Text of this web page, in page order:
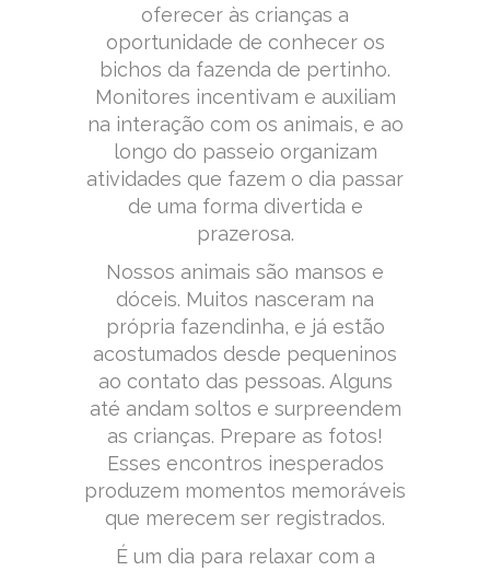
oferecer às crianças a
oportunidade de conhecer os
bichos da fazenda de pertinho.
Monitores incentivam e auxiliam
na interação com os animais, e ao
longo do passeio organizam
atividades que fazem o dia passar
de uma forma divertida e
prazerosa.
Nossos animais são mansos e
dóceis. Muitos nasceram na
própria fazendinha, e já estão
acostumados desde pequeninos
ao contato das pessoas. Alguns
até andam soltos e surpreendem
as crianças. Prepare as fotos!
Esses encontros inesperados
produzem momentos memoráveis
que merecem ser registrados.
É um dia para relaxar com a